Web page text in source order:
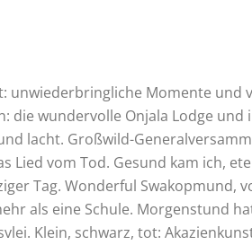
unwiederbringliche Momente und
die wundervolle Onjala Lodge
lacht. Großwild-
Lied vom Tod. Gesund kam ich,
Tag. Wonderful Swakopmund,
als eine Schule. Morgenstund
Klein, schwarz, tot: